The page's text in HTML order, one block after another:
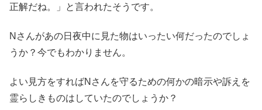
正解だね。」と言われたそうです。
Nさんがあの日夜中に見た物はいったい何だったのでしょ
うか？今でもわかりません。
よい見方をすればNさんを守るための何かの暗示や訴えを
霊らしきものはしていたのでしょうか？